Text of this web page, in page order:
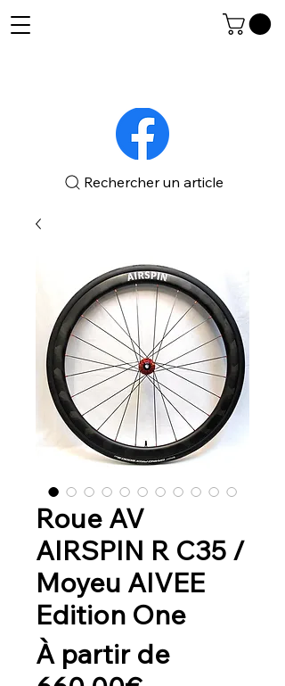
Rechercher un article
Roue AV
AIRSPIN R C35 /
Moyeu AIVEE
Edition One
À partir de